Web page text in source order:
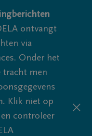
ontvangt
via
Onder het
tracht men
Klik niet op
controleer